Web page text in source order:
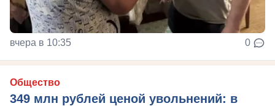
вчера в 10:35 0
Общество
349 млн рублей ценой увольнений: в